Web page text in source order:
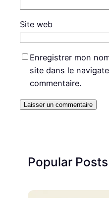
Site web
Enregistrer mon
site dans le
commentaire.
Popular Posts